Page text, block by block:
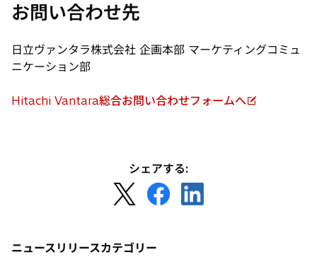
く
お問い合わせ先
日立ヴァンタラ株式会社 企画本部 マーケティングコミュ
ニケーション部
Hitachi Vantara総合お問い合わせフォームへ
新
シェアする:
し
タ
新
し
ニュースリリースカテゴリー